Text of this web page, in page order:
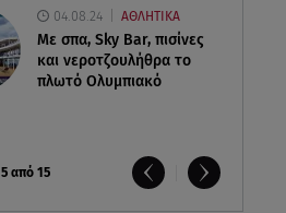
04.08.24 ΑΘΛΗΤΙΚΑ
Με σπα, Sky Bar, πισίνες
και νεροτζουλήθρα το
πλωτό Ολυμπιακό
5 από 15